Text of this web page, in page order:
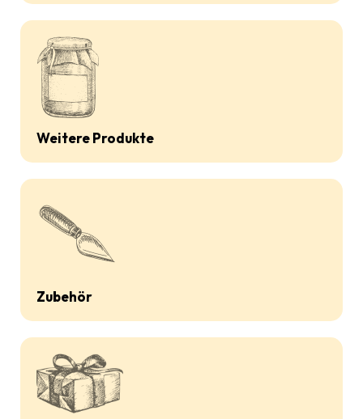
Weitere Produkte
Zubehör